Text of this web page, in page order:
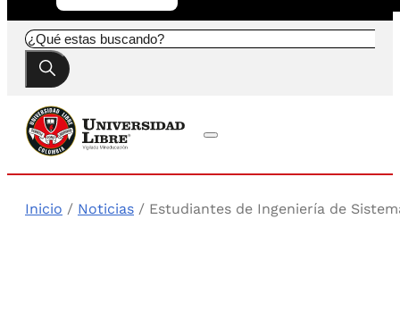
Buscar
Inicio / Noticias / Estudiantes de Ingeniería de